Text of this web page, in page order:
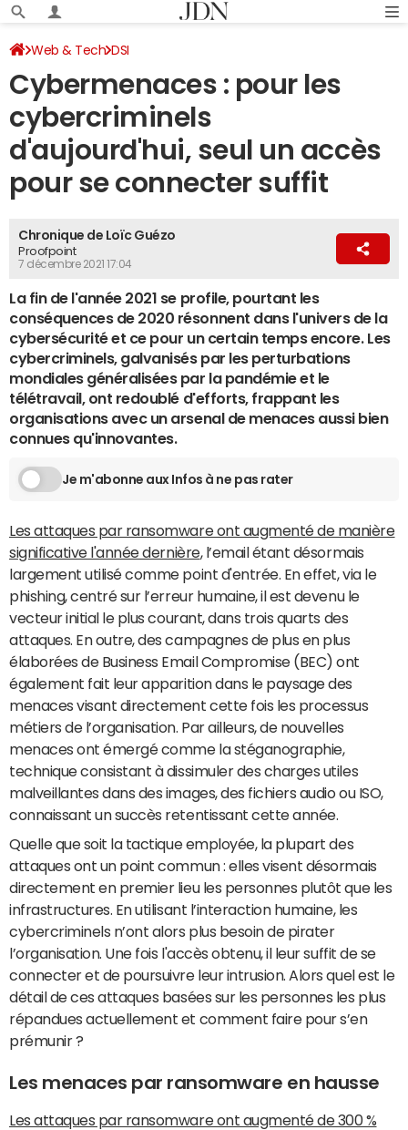
Web & Tech DSI
Cybermenaces : pour les
cybercriminels
d'aujourd'hui, seul un accès
pour se connecter suffit
Chronique de Loïc Guézo
Proofpoint
7 décembre 2021 17:04
La fin de l'année 2021 se profile, pourtant les
conséquences de 2020 résonnent dans l'univers de la
cybersécurité et ce pour un certain temps encore. Les
cybercriminels, galvanisés par les perturbations
mondiales généralisées par la pandémie et le
télétravail, ont redoublé d'efforts, frappant les
organisations avec un arsenal de menaces aussi bien
connues qu'innovantes.
Je m'abonne aux Infos à ne pas rater
Les attaques par ransomware ont augmenté de manière
significative l'année dernière, l’email étant désormais
largement utilisé comme point d'entrée. En effet, via le
phishing, centré sur l’erreur humaine, il est devenu le
vecteur initial le plus courant, dans trois quarts des
attaques. En outre, des campagnes de plus en plus
élaborées de Business Email Compromise (BEC) ont
également fait leur apparition dans le paysage des
menaces visant directement cette fois les processus
métiers de l’organisation. Par ailleurs, de nouvelles
menaces ont émergé comme la stéganographie,
technique consistant à dissimuler des charges utiles
malveillantes dans des images, des fichiers audio ou ISO,
connaissant un succès retentissant cette année.
Quelle que soit la tactique employée, la plupart des
attaques ont un point commun : elles visent désormais
directement en premier lieu les personnes plutôt que les
infrastructures. En utilisant l’interaction humaine, les
cybercriminels n’ont alors plus besoin de pirater
l’organisation. Une fois l'accès obtenu, il leur suffit de se
connecter et de poursuivre leur intrusion. Alors quel est le
détail de ces attaques basées sur les personnes les plus
répandues actuellement et comment faire pour s’en
prémunir ?
Les menaces par ransomware en hausse
Les attaques par ransomware ont augmenté de 300 %